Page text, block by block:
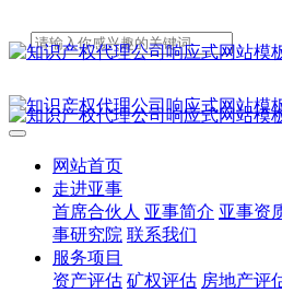
网站首页
走进亚事
首席合伙人 亚事简介 亚事资
事研究院 联系我们
服务项目
资产评估 矿权评估 房地产评